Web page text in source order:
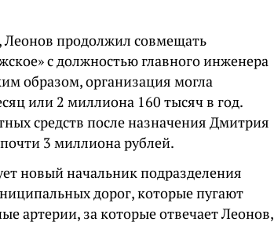
Леонов продолжил совмещать
с должностью главного инженера
образом, организация могла
или 2 миллиона 160 тысяч в год.
средств после назначения Дмитрия
3 миллиона рублей.
новый начальник подразделения
дорог, которые пугают
артерии, за которые отвечает Леонов,